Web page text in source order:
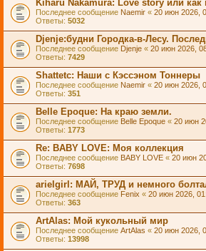
Kiharu Nakamura: Love story или
Последнее сообщение Naemir « 20 июн 2026,
Ответы: 5032
Djenje:будни Городка-в-Лесу.
Последнее сообщение Djenje « 20 июн 2026,
Ответы: 7429
Shattetc: Наши с Кэссэном Тоннеры
Последнее сообщение Naemir « 20 июн 2026,
Ответы: 351
Belle Epoque: На краю земли.
Последнее сообщение Belle Epoque « 20 июн
Ответы: 1773
Re: BABY LOVE: Моя коллекция
Последнее сообщение BABY LOVE « 20 июн
Ответы: 7698
arielgirl: МАЙ, ТРУД и немного
Последнее сообщение Fenix « 20 июн 2026,
Ответы: 363
ArtAlas: Мой кукольный мир
Последнее сообщение ArtAlas « 20 июн 2026,
Ответы: 13998